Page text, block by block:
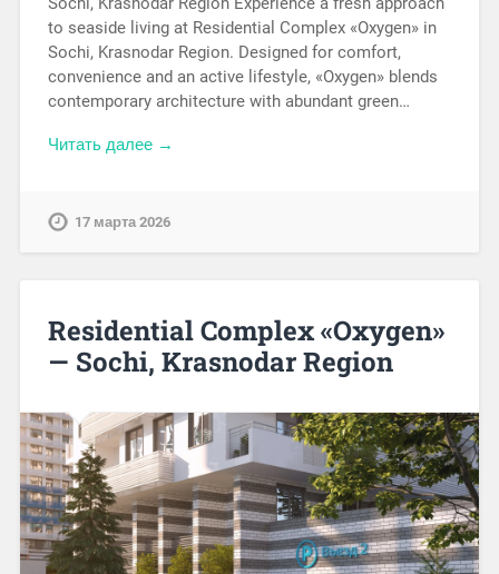
to seaside living at Residential Complex «Oxygen» in
Sochi, Krasnodar Region. Designed for comfort,
convenience and an active lifestyle, «Oxygen» blends
contemporary architecture with abundant green…
Читать далее →
17 марта 2026
Residential Complex «Oxygen»
— Sochi, Krasnodar Region